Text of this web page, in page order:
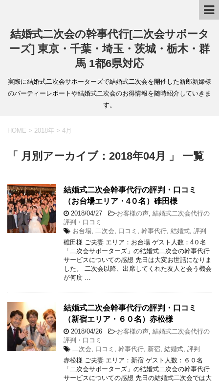
結婚式二次会の幹事代行[二次会サポータ
ーズ] 東京・千葉・埼玉・茨城・栃木・群
馬 1都6県対応
実際に結婚式二次会サポーターズで結婚式二次会を開催した新郎新婦様
のパーティーレポートや結婚式二次会のお得情報を随時紹介していきま
す。
HOME > 2018年 > 4月
「 月別アーカイブ：2018年04月 」 一覧
結婚式二次会幹事代行の評判・口コミ
（お台場エリア・4０名）碓田様
2018/04/27 -お客様の声 結婚式二次会代行の
評判・口コミ
お台場
二次会 口コミ 幹事代行 結婚式 評判
碓田様 ご夫妻 エリア：お台場 ゲスト人数：4０名
「二次会サポーターズ」の結婚式二次会の幹事代行
サービスについての感想 先日は大変お世話になりま
した。 二次会以降、出席してくれた友人と会う機会
が何度 …
結婚式二次会幹事代行の評判・口コミ
（新宿エリア・６０名）赤松様
2018/04/26 -お客様の声 結婚式二次会代行の
評判・口コミ
二次会
口コミ 幹事代行 新宿 結婚式 評判
赤松様 ご夫妻 エリア：新宿 ゲスト人数：６０名
「二次会サポーターズ」の結婚式二次会の幹事代行
サービスについての感想 先日の結婚式二次会では大